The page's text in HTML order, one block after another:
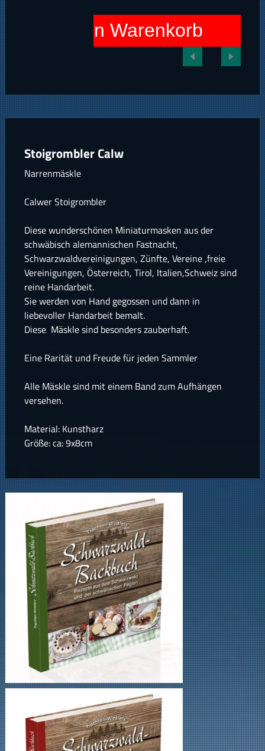
In den Warenkorb
Stoigrombler Calw
Narrenmäskle
Calwer Stoigrombler
Diese wunderschönen Miniaturmasken aus der
schwäbisch alemannischen Fastnacht,
Schwarzwaldvereinigungen, Zünfte, Vereine ,freie
Vereinigungen, Österreich, Tirol, Italien,Schweiz sind
reine Handarbeit.
Sie werden von Hand gegossen und dann in
liebevoller Handarbeit bemalt.
Diese Mäskle sind besonders zauberhaft.
Eine Rarität und Freude für jeden Sammler
Alle Mäskle sind mit einem Band zum Aufhängen
versehen.
Material: Kunstharz
Größe: ca: 9x8cm